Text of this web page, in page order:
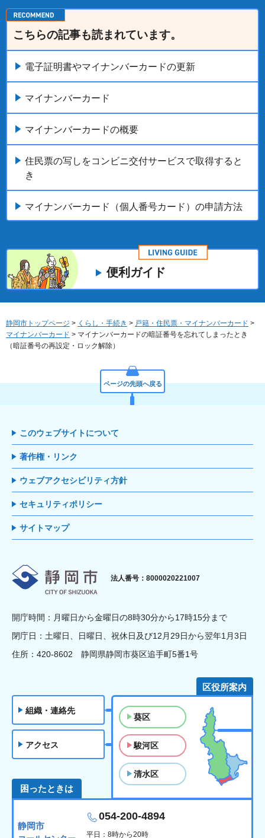
こちらの記事も読まれています。
電子証明書やマイナンバーカードの更新
マイナンバーカード
マイナンバーカードの概要
住民票の写しをコンビニ交付サービスで取得すると
き
マイナンバーカード（個人番号カード）の申請方法
便利ガイド
静岡市トップページ > くらし・手続き > 戸籍・住民票・マイナンバーカード >
マイナンバーカード > マイナンバーカードの暗証番号を忘れてしまったとき
（暗証番号の再設定・ロック解除）
ページの先頭へ戻る
このウェブサイトについて
著作権・リンク
ウェブアクセシビリティ方針
セキュリティポリシー
サイトマップ
静岡市
法人番号：8000020221007
開庁時間：月曜日から金曜日の8時30分から17時15分まで
閉庁日：土曜日、日曜日、祝休日及び12月29日から翌年1月3日
住所：420-8602 静岡県静岡市葵区追手町5番1号
組織・連絡先
アクセス
区役所案内
葵区
駿河区
清水区
困ったときは
静岡市
054-200-4894
平日：8時から20時